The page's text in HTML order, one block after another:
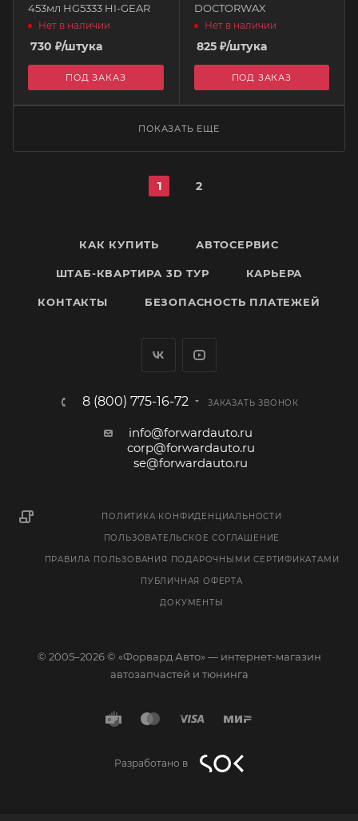
453мл HG5333 HI-GEAR
Нет в наличии
730 ₽/штука
ПОД ЗАКАЗ
DOCTORWAX
Нет в наличии
825₽/штука
ПОД ЗАКАЗ
ПОКАЗАТЬ ЕЩЕ
1 2
КАК КУПИТЬ АВТОСЕРВИС
ШТАБ-КВАРТИРА 3D ТУР КАРЬЕРА
КОНТАКТЫ БЕЗОПАСНОСТЬ ПЛАТЕЖЕЙ
8 (800) 775-16-72 ЗАКАЗАТЬ ЗВОНОК
info@forwardauto.ru
corp@forwardauto.ru
se@forwardauto.ru
ПОЛИТИКА КОНФИДЕНЦИАЛЬНОСТИ
ПОЛЬЗОВАТЕЛЬСКОЕ СОГЛАШЕНИЕ
ПРАВИЛА ПОЛЬЗОВАНИЯ ПОДАРОЧНЫМИ СЕРТИФИКАТАМИ
ПУБЛИЧНАЯ ОФЕРТА
ДОКУМЕНТЫ
© 2005–2026 © «Форвард Авто» — интернет-магазин
автозапчастей и тюнинга
Разработано в